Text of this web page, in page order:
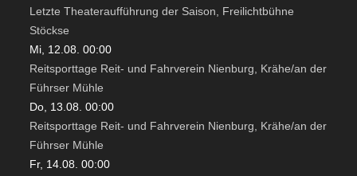
Letzte Theateraufführung der Saison, Freilichtbühne
Stöckse
Mi, 12.08. 00:00
Reitsporttage Reit- und Fahrverein Nienburg, Krähe/an der
Führser Mühle
Do, 13.08. 00:00
Reitsporttage Reit- und Fahrverein Nienburg, Krähe/an der
Führser Mühle
Fr, 14.08. 00:00